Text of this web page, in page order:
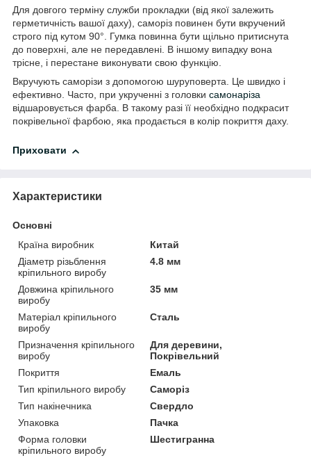
Для довгого терміну служби прокладки (від якої залежить
герметичність вашої даху), саморіз повинен бути вкручений
строго під кутом 90°. Гумка повинна бути щільно притиснута
до поверхні, але не передавлені. В іншому випадку вона
трісне, і перестане виконувати свою функцію.
Вкручують саморізи з допомогою шуруповерта. Це швидко і
ефективно. Часто, при укрученні з головки самонаріза
відшаровується фарба. В такому разі її необхідно подкрасит
покрівельної фарбою, яка продається в колір покриття даху.
Приховати
Характеристики
Основні
Країна виробник
Китай
Діаметр різьблення
кріпильного виробу
4.8 мм
Довжина кріпильного
виробу
35 мм
Матеріал кріпильного
виробу
Сталь
Призначення кріпильного
виробу
Для деревини,
Покрівельний
Покриття
Емаль
Тип кріпильного виробу
Саморіз
Тип накінечника
Свердло
Упаковка
Пачка
Форма головки
кріпильного виробу
Шестигранна